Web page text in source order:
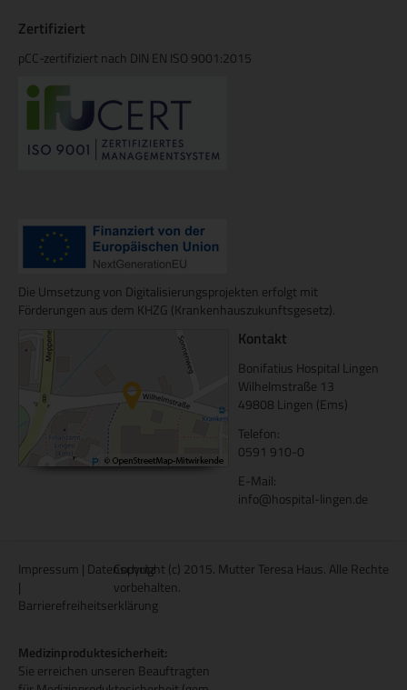
Zertifiziert
pCC-zertifiziert nach DIN EN ISO 9001:2015
Die Umsetzung von Digitalisierungsprojekten erfolgt mit
Förderungen aus dem KHZG (Krankenhauszukunftsgesetz).
Kontakt
Bonifatius Hospital Lingen
Wilhelmstraße 13
49808 Lingen (Ems)
Telefon:
0591 910-0
E-Mail:
info@hospital-lingen.de
Impressum | Datenschutz
|
Barrierefreiheitserklärung
Medizinproduktesicherheit:
Sie erreichen unseren Beauftragten
Copyright (c) 2015. Mutter Teresa Haus. Alle Rechte
vorbehalten.